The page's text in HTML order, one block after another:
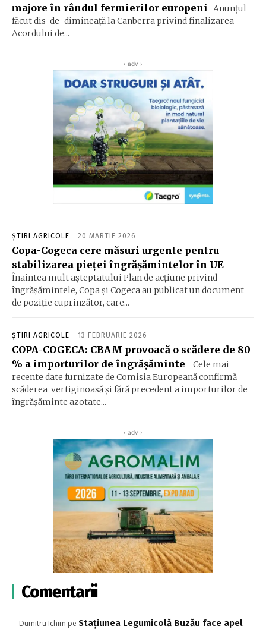
majore în rândul fermierilor europeni
Anunțul
făcut dis-de-dimineață la Canberra privind finalizarea
Acordului de...
‹ adv ›
ȘTIRI AGRICOLE 20 MARTIE 2026
Copa-Cogeca cere măsuri urgente pentru
stabilizarea pieței îngrășămintelor în UE
Înaintea mult așteptatului Plan de acțiune privind
îngrășămintele, Copa și Cogeca au publicat un document
de poziție cuprinzător, care...
ȘTIRI AGRICOLE 13 FEBRUARIE 2026
COPA-COGECA: CBAM provoacă o scădere de 80
% a importurilor de îngrășăminte
Cele mai
recente date furnizate de Comisia Europeană confirmă
scăderea vertiginoasă și fără precedent a importurilor de
îngrășăminte azotate...
‹ adv ›
Comentarii
Dumitru Ichim pe Stațiunea Legumicolă Buzău face apel